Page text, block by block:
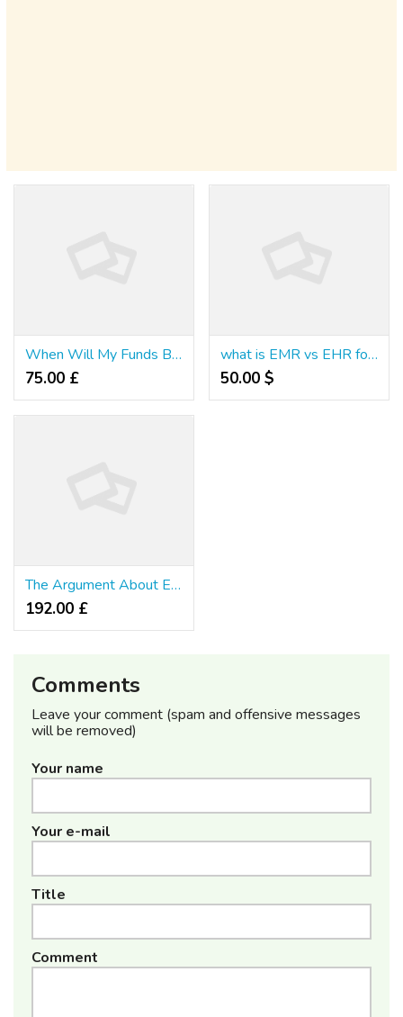
When Will My Funds Be Out There?
75.00 £
what is EMR vs EHR for therapists
50.00 $
The Argument About Ethereum Price Websites
192.00 £
Comments
Leave your comment (spam and offensive messages
will be removed)
Your name
Your e-mail
Title
Comment